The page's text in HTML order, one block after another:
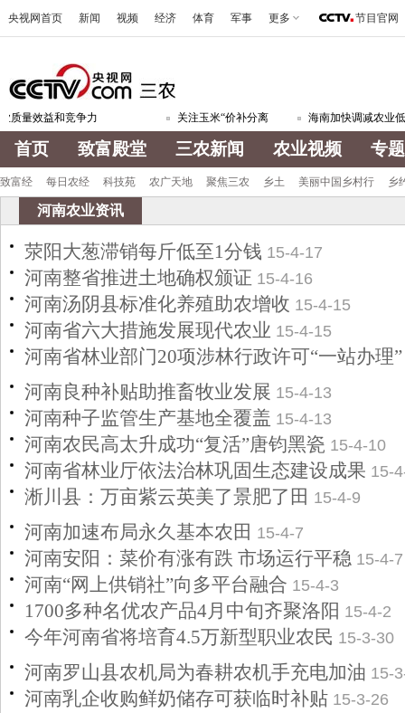
央视网首页 新闻 视频 经济 体育 军事 更多 节目官网
量效益和竞争力 关注玉米“价补分离 海南加快调减农业低
首页 致富殿堂 三农新闻 农业视频 专题
致富经 每日农经 科技苑 农广天地 聚焦三农 乡土 美丽中国乡村行 乡
河南农业资讯
荥阳大葱滞销每斤低至1分钱 15-4-17
河南整省推进土地确权颁证 15-4-16
河南汤阴县标准化养殖助农增收 15-4-15
河南省六大措施发展现代农业 15-4-15
河南省林业部门20项涉林行政许可“一站办理”
河南良种补贴助推畜牧业发展 15-4-13
河南种子监管生产基地全覆盖 15-4-13
河南农民高太升成功“复活”唐钧黑瓷 15-4-10
河南省林业厅依法治林巩固生态建设成果 15-
淅川县：万亩紫云英美了景肥了田 15-4-9
河南加速布局永久基本农田 15-4-7
河南安阳：菜价有涨有跌 市场运行平稳 15-4-7
河南“网上供销社”向多平台融合 15-4-3
1700多种名优农产品4月中旬齐聚洛阳 15-4-2
今年河南省将培育4.5万新型职业农民 15-3-30
河南罗山县农机局为春耕农机手充电加油 15-
河南乳企收购鲜奶储存可获临时补贴 15-3-26